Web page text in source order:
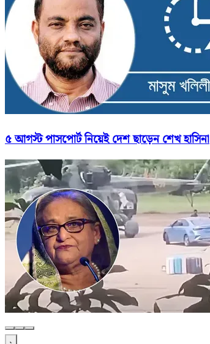
৫ আগস্ট পাসপোর্ট নিয়েই দেশ ছাড়েন শেখ হাসিনা